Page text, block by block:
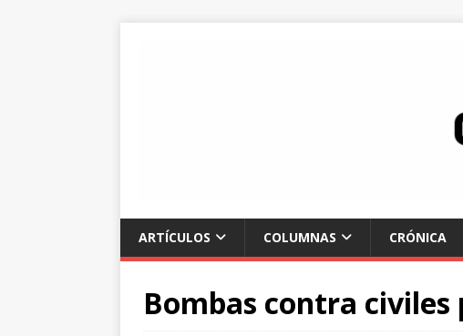
ARTÍCULOS COLUMNAS CRÓNICA
Bombas contra civiles